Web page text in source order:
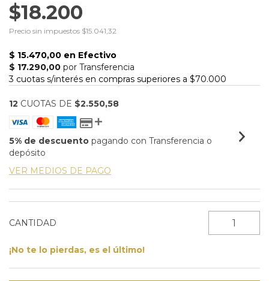
$18.200
Precio sin impuestos $15.041,32
12 CUOTAS DE $2.550,58
5% de descuento pagando con Transferencia o
depósito
VER MEDIOS DE PAGO
CANTIDAD
¡No te lo pierdas, es el último!